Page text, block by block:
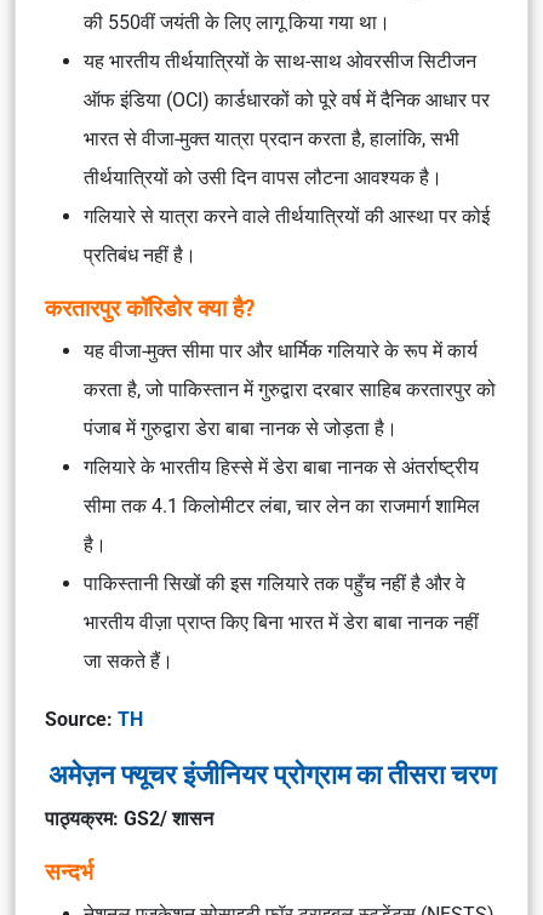
की 550वीं जयंती के लिए लागू किया गया था।
यह भारतीय तीर्थयात्रियों के साथ-साथ ओवरसीज सिटीजन
ऑफ इंडिया (OCI) कार्डधारकों को पूरे वर्ष में दैनिक आधार पर
भारत से वीजा-मुक्त यात्रा प्रदान करता है, हालांकि, सभी
तीर्थयात्रियों को उसी दिन वापस लौटना आवश्यक है।
गलियारे से यात्रा करने वाले तीर्थयात्रियों की आस्था पर कोई
प्रतिबंध नहीं है।
करतारपुर कॉरिडोर क्या है?
यह वीजा-मुक्त सीमा पार और धार्मिक गलियारे के रूप में कार्य
करता है, जो पाकिस्तान में गुरुद्वारा दरबार साहिब करतारपुर को
पंजाब में गुरुद्वारा डेरा बाबा नानक से जोड़ता है।
गलियारे के भारतीय हिस्से में डेरा बाबा नानक से अंतर्राष्ट्रीय
सीमा तक 4.1 किलोमीटर लंबा, चार लेन का राजमार्ग शामिल
है।
पाकिस्तानी सिखों की इस गलियारे तक पहुँच नहीं है और वे
भारतीय वीज़ा प्राप्त किए बिना भारत में डेरा बाबा नानक नहीं
जा सकते हैं।
Source: TH
अमेज़न फ्यूचर इंजीनियर प्रोग्राम का तीसरा चरण
पाठ्यक्रम: GS2/ शासन
सन्दर्भ